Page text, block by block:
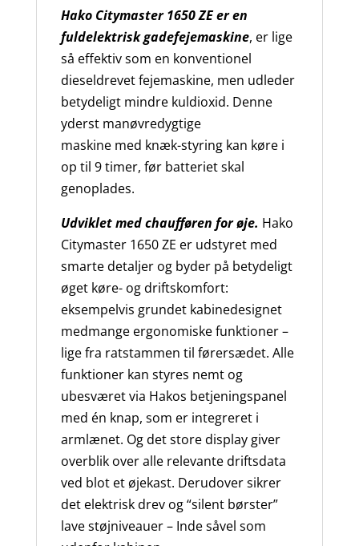
Hako Citymaster 1650 ZE er en
fuldelektrisk gadefejemaskine, er lige
så effektiv som en konventionel
dieseldrevet fejemaskine, men udleder
betydeligt mindre kuldioxid. Denne
yderst manøvredygtige
maskine med knæk-styring kan køre i
op til 9 timer, før batteriet skal
genoplades.
Udviklet med chaufføren for øje. Hako
Citymaster 1650 ZE er udstyret med
smarte detaljer og byder på betydeligt
øget køre- og driftskomfort:
eksempelvis grundet kabinedesignet
medmange ergonomiske funktioner –
lige fra ratstammen til førersædet. Alle
funktioner kan styres nemt og
ubesværet via Hakos betjeningspanel
med én knap, som er integreret i
armlænet. Og det store display giver
overblik over alle relevante driftsdata
ved blot et øjekast. Derudover sikrer
det elektrisk drev og “silent børster”
lave støjniveauer – Inde såvel som